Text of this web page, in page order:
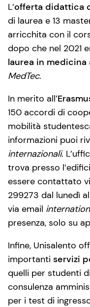
L’offerta didattica
di laurea e 13
arricchita con il
dopo che nel 2021
laurea in
MedTec.
In merito all’
150 accordi di
mobilità
informazioni puoi
internazionali.
trova presso
essere contattato
299273 dal lunedì
via email
presenza, solo su
Infine, Unisalento
importanti servizi
quelli per studenti
consulenza
per i test di